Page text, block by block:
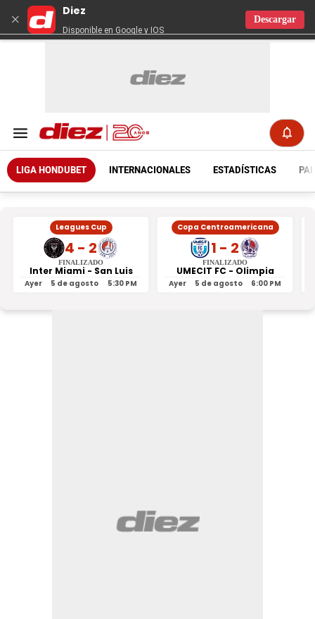
×
Diez
Disponible en Google y IOS
Descargar
LIGA HONDUBET INTERNACIONALES ESTADÍSTICAS
Leagues Cup
4 - 2
FINALIZADO
Inter Miami - San Luis
Ayer 5 de agosto 5:30 PM
Copa Centroamericana
1 - 2
FINALIZADO
UMECIT FC - Olimpia
Ayer 5 de agosto 6:00 PM